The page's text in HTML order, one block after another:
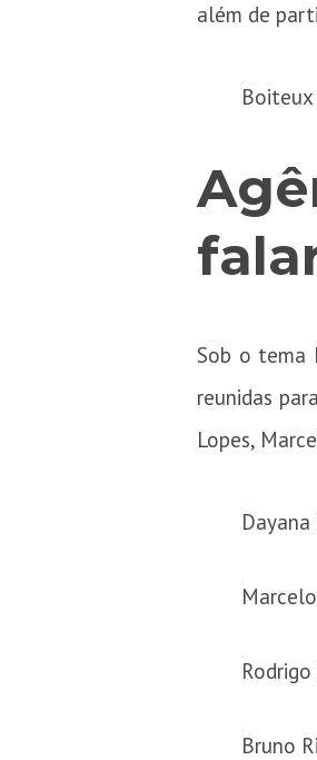
além de
Sob o tema
reunidas
Lopes,
Rodrigo
Bruno